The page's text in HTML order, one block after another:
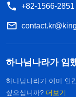
+82-1566-2851
하나님나라가 임
하나님나라가 이미 인
싶으십니까? 더보기